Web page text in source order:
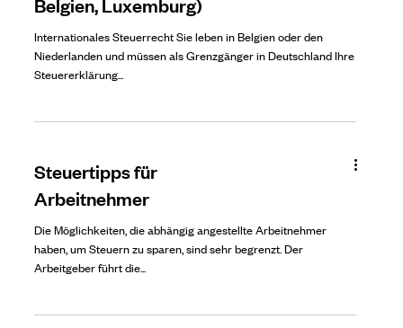
Internationales Steuerrecht Sie leben in Belgien oder den
Niederlanden und müssen als Grenzgänger in Deutschland Ihre
Steuererklärung...
Steuertipps für
Arbeitnehmer
Die Möglichkeiten, die abhängig angestellte Arbeitnehmer
haben, um Steuern zu sparen, sind sehr begrenzt. Der
Arbeitgeber führt die...